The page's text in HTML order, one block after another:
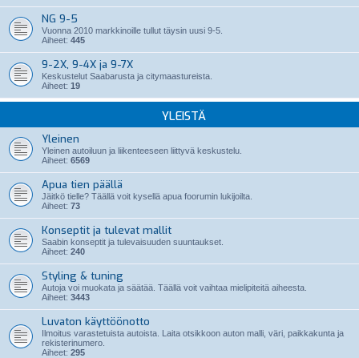
NG 9-5
Vuonna 2010 markkinoille tullut täysin uusi 9-5.
Aiheet: 445
9-2X, 9-4X ja 9-7X
Keskustelut Saabarusta ja citymaastureista.
Aiheet: 19
YLEISTÄ
Yleinen
Yleinen autoiluun ja liikenteeseen liittyvä keskustelu.
Aiheet: 6569
Apua tien päällä
Jäitkö tielle? Täällä voit kysellä apua foorumin lukijoilta.
Aiheet: 73
Konseptit ja tulevat mallit
Saabin konseptit ja tulevaisuuden suuntaukset.
Aiheet: 240
Styling & tuning
Autoja voi muokata ja säätää. Täällä voit vaihtaa mielipiteitä aiheesta.
Aiheet: 3443
Luvaton käyttöönotto
Ilmoitus varastetuista autoista. Laita otsikkoon auton malli, väri, paikkakunta ja
rekisterinumero.
Aiheet: 295